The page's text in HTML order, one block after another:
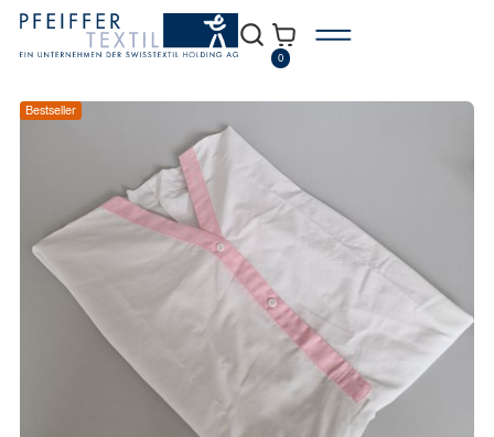
0
Bestseller